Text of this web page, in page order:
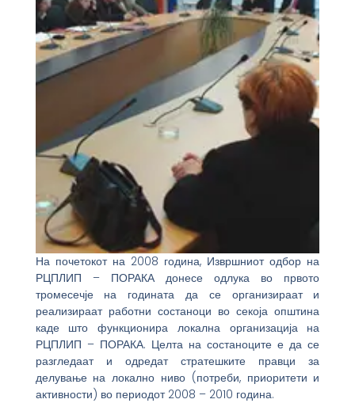
На почетокот на 2008 година, Извршниот одбор на
РЦПЛИП – ПОРАКА донесе одлука во првото
тромесечје на годината да се организираат и
реализираат работни состаноци во секоја општина
каде што функционира локална организација на
РЦПЛИП – ПОРАКА. Целта на состаноците е да се
разгледаат и одредат стратешките правци за
делување на локално ниво (потреби, приоритети и
активности) во периодот 2008 – 2010 година.